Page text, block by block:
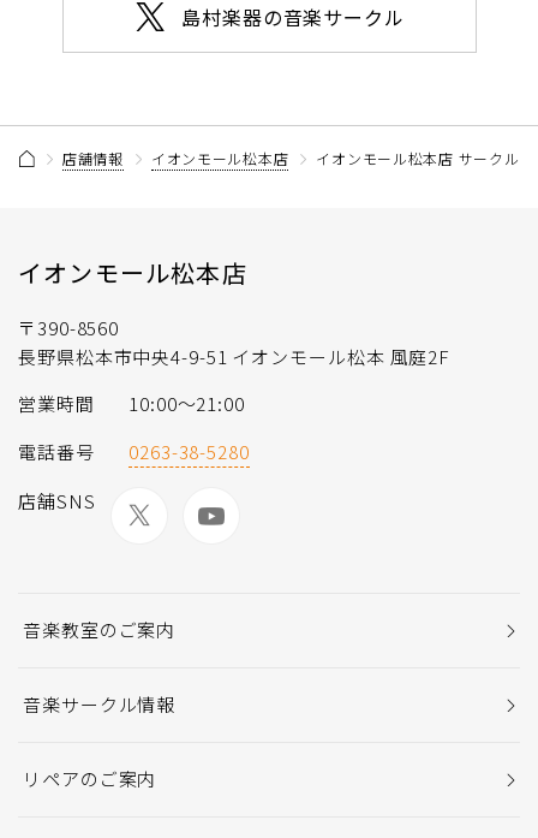
島村楽器の音楽サークル
店舗情報 イオンモール松本店 イオンモール松本店 サークル
イオンモール松本店
〒390-8560
長野県松本市中央4-9-51 イオンモール松本 風庭2F
営業時間
10:00～21:00
電話番号
0263-38-5280
店舗SNS
音楽教室のご案内
音楽サークル情報
リペアのご案内